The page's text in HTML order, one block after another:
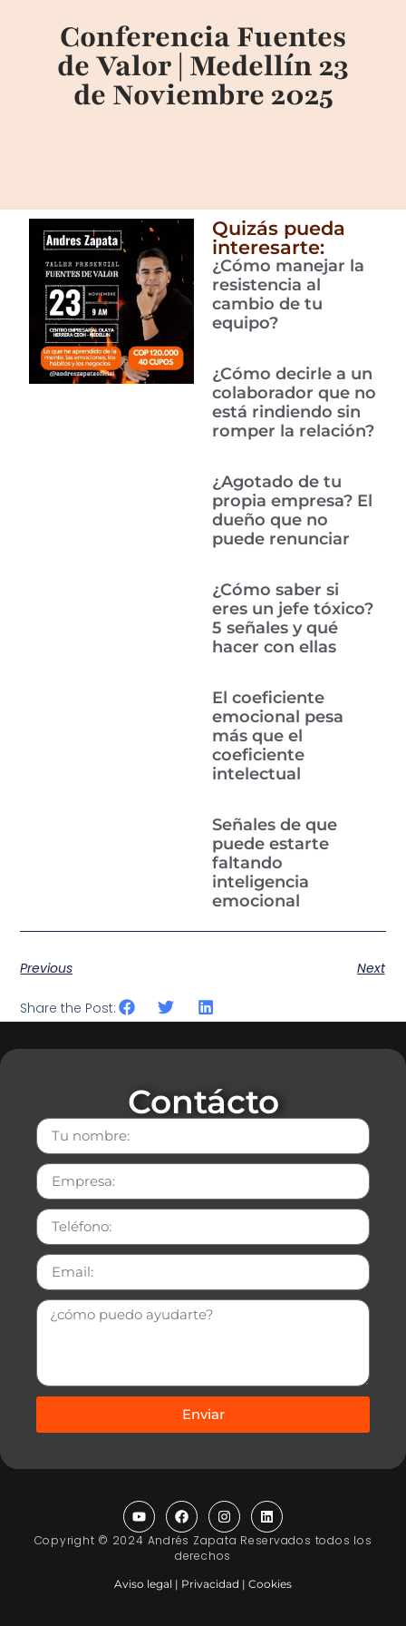
Conferencia Fuentes
de Valor | Medellín 23
de Noviembre 2025
Quizás pueda
interesarte:
¿Cómo manejar la
resistencia al
cambio de tu
equipo?
¿Cómo decirle a un
colaborador que no
está rindiendo sin
romper la relación?
¿Agotado de tu
propia empresa? El
dueño que no
puede renunciar
¿Cómo saber si
eres un jefe tóxico?
5 señales y qué
hacer con ellas
El coeficiente
emocional pesa
más que el
coeficiente
intelectual
Señales de que
puede estarte
faltando
inteligencia
emocional
Previous Next
Share the Post:
Contácto
Enviar
Copyright © 2024 Andrés Zapata Reservados todos los
derechos
Aviso legal | Privacidad | Cookies